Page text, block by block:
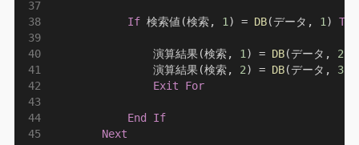
If 検索値(検索, 1) = DB(データ, 1)
                演算結果(検索,
1) = DB(データ, 2)
                演算結果(検索,
2) = DB(データ, 3)
Exit For
End If
Next